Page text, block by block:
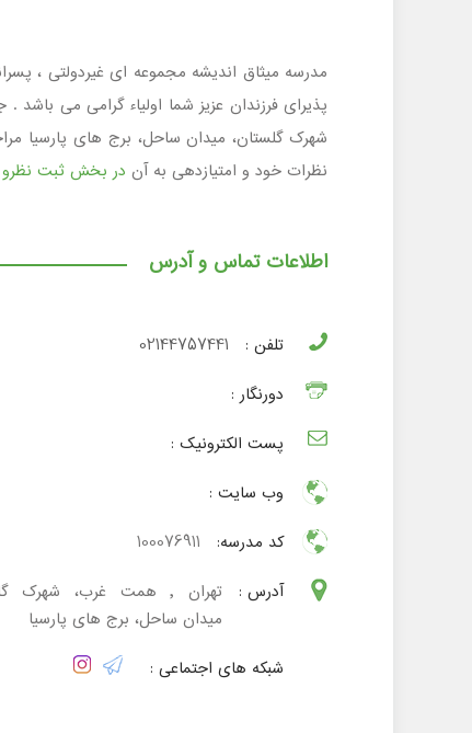
شهرک گلستان، میدان ساحل، برج های پارسیا
نظرات خود و امتیازدهی به آن در بخش ثبت نظرو
اطلاعات تماس و آدرس
تلفن :
02144757441
دورنگار :
پست الکترونیک :
وب سایت :
کد مدرسه:
100076911
آدرس :
تهران , همت غرب، شهرک
میدان ساحل، برج های پارسیا
شبکه های اجتماعی :